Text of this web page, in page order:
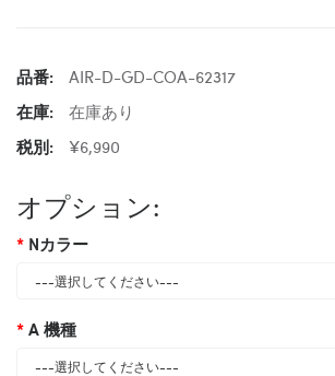
品番:
AIR-D-GD-COA-62317
在庫:
在庫あり
税別:
¥6,990
オプション:
Nカラー
A 機種